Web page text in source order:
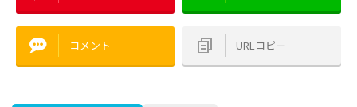
コメント URLコピー